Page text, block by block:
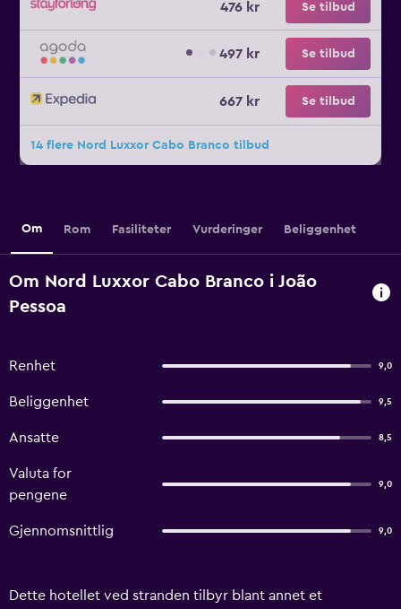
476 kr Se tilbud
497 kr Se tilbud
667 kr Se tilbud
14 flere Nord Luxxor Cabo Branco tilbud
Om Rom Fasiliteter Vurderinger Beliggenhet
Om Nord Luxxor Cabo Branco i João
Pessoa
Renhet 9,0
Beliggenhet 9,5
Ansatte 8,5
Valuta for
pengene
9,0
Gjennomsnittlig 9,0
Dette hotellet ved stranden tilbyr blant annet et